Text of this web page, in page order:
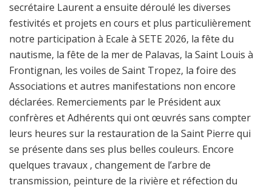
secrétaire Laurent a ensuite déroulé les diverses
festivités et projets en cours et plus particulièrement
notre participation à Ecale à SETE 2026, la fête du
nautisme, la fête de la mer de Palavas, la Saint Louis à
Frontignan, les voiles de Saint Tropez, la foire des
Associations et autres manifestations non encore
déclarées. Remerciements par le Président aux
confrères et Adhérents qui ont œuvrés sans compter
leurs heures sur la restauration de la Saint Pierre qui
se présente dans ses plus belles couleurs. Encore
quelques travaux , changement de l’arbre de
transmission, peinture de la rivière et réfection du